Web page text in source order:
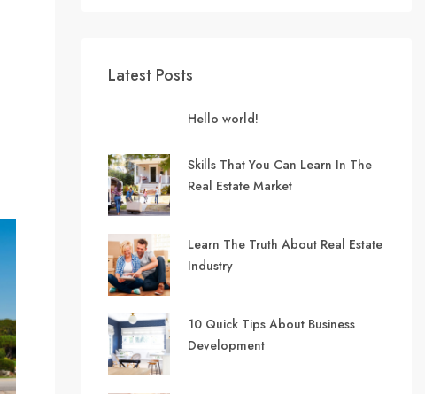
Latest Posts
Hello world!
Skills That You Can Learn In The
Real Estate Market
Learn The Truth About Real Estate
Industry
10 Quick Tips About Business
Development